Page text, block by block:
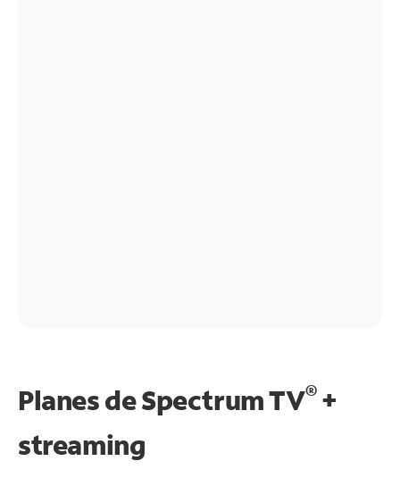
Planes de Spectrum TV®+
streaming